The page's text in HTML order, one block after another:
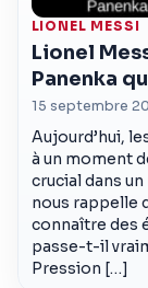
LIONEL MESSI
Lionel
Panenka
15 septembre
Aujourd’hui,
à un moment
crucial dans
nous rappelle
connaître des
passe-t-il
Pression […]